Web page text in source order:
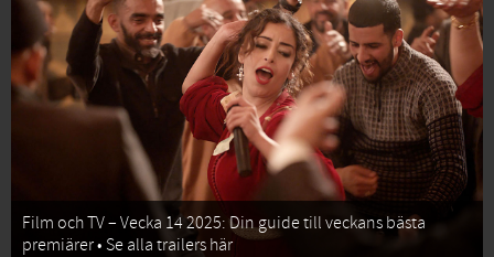
Film och TV – Vecka 14 2025: Din guide till veckans bästa
premiärer • Se alla trailers här